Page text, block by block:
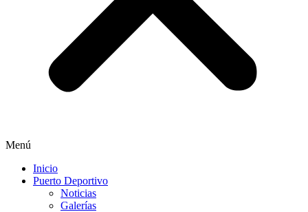
Menú
Inicio
Puerto Deportivo
Noticias
Galerías